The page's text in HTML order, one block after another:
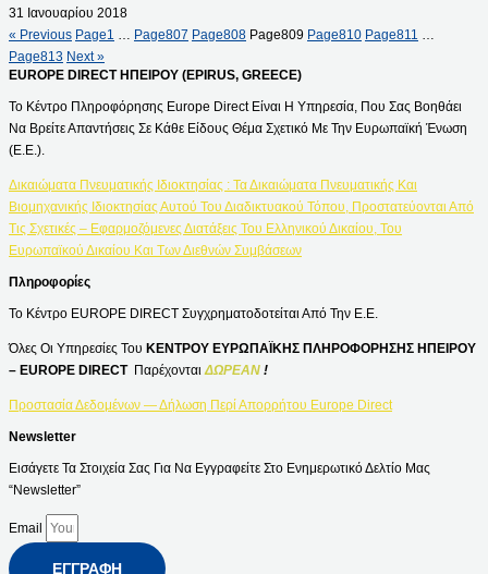
31 Ιανουαρίου 2018
« Previous Page1 Page807 Page808 Page809 Page810 Page811
Page813 Next »
EUROPE DIRECT ΗΠΕΙΡΟΥ (EPIRUS, GREECE)
Το Κέντρο Πληροφόρησης Europe Direct Είναι Η Υπηρεσία, Που Σας Βοηθάει
Να Βρείτε Απαντήσεις Σε Κάθε Είδους Θέμα Σχετικό Με Την Ευρωπαϊκή Ένωση
(Ε.Ε.).
Δικαιώματα Πνευματικής Ιδιοκτησίας : Τα Δικαιώματα Πνευματικής Και
Βιομηχανικής Ιδιοκτησίας Αυτού Του Διαδικτυακού Τόπου, Προστατεύονται Από
Τις Σχετικές – Εφαρμοζόμενες Διατάξεις Του Ελληνικού Δικαίου, Του
Ευρωπαϊκού Δικαίου Και Των Διεθνών Συμβάσεων
Πληροφορίες
Το Κέντρο EUROPE DIRECT Συγχρηματοδοτείται Από Την Ε.Ε.
Όλες Οι Υπηρεσίες Του ΚΕΝΤΡΟΥ ΕΥΡΩΠΑΪΚΗΣ ΠΛΗΡΟΦΟΡΗΣΗΣ ΗΠΕΙΡΟΥ
– EUROPE DIRECT Παρέχονται ΔΩΡΕΑΝ !
Προστασία Δεδομένων — Δήλωση Περί Απορρήτου Europe Direct
Newsletter
Εισάγετε Τα Στοιχεία Σας Για Να Εγγραφείτε Στο Ενημερωτικό Δελτίο Μας
“Newsletter”
Email
ΕΓΓΡΑΦΉ